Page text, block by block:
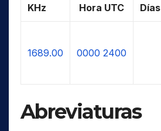
KHz Hora UTC Días
1689.00 0000 2400
Abreviaturas